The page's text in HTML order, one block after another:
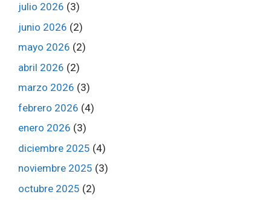
julio 2026 (3)
junio 2026 (2)
mayo 2026 (2)
abril 2026 (2)
marzo 2026 (3)
febrero 2026 (4)
enero 2026 (3)
diciembre 2025 (4)
noviembre 2025 (3)
octubre 2025 (2)